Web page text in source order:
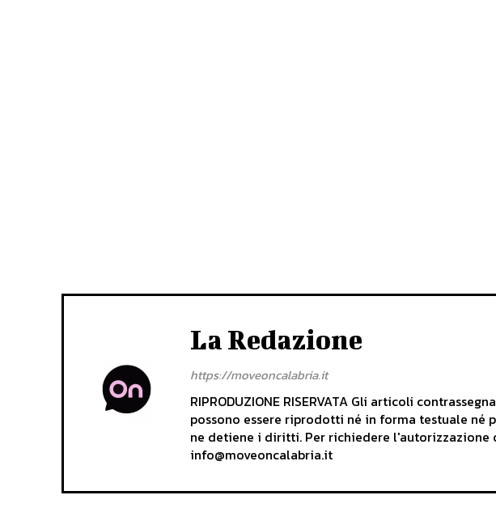
La Redazione
https://moveoncalabria.it
RIPRODUZIONE RISERVATA Gli articoli
possono essere riprodotti né in forma testuale
ne detiene i diritti. Per richiedere
info@moveoncalabria.it